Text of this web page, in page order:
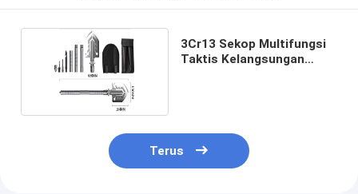
3Cr13 Sekop Multifungsi
Taktis Kelangsungan
Terus